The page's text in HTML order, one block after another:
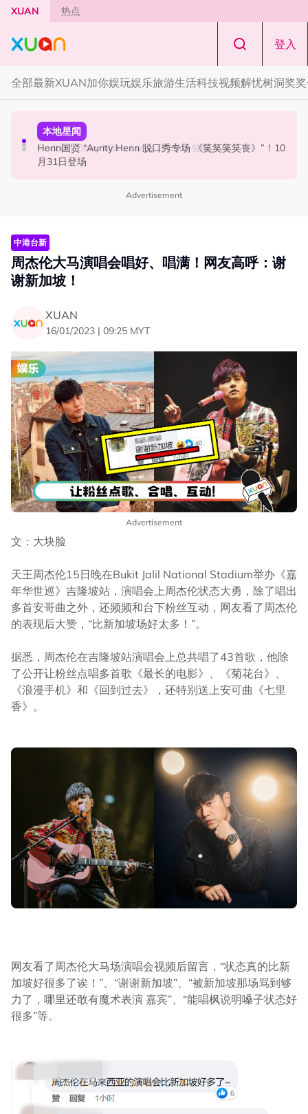
Skip to main content
XUAN 热点
登入
全部最新XUAN加你娱玩娱乐旅游生活科技视频解忧树洞奖
国际星闻
Tom Holland “Spiderman” 替身曝光！“替完蜘蛛人，马上
又去演忍者”
活动
Cadbury Dairy Milk x Lotus Biscoff 登陆大马！
本地星闻
Henn国贤 “Aunty Henn 脱口秀专场 《笑笑笑笑丧》”！10
月31日登场
Advertisement
中港台新
周杰伦大马演唱会唱好、唱满！网友高呼：谢
谢新加坡！
XUAN
16/01/2023 | 09:25 MYT
Advertisement
文：大块脸
天王周杰伦15日晚在Bukit Jalil National Stadium举办《嘉
年华世巡》吉隆坡站，演唱会上周杰伦状态大勇，除了唱出
多首安哥曲之外，还频频和台下粉丝互动，网友看了周杰伦
的表现后大赞，“比新加坡场好太多！”。
据悉，周杰伦在吉隆坡站演唱会上总共唱了43首歌，他除
了公开让粉丝点唱多首歌《最长的电影》、《菊花台》、
《浪漫手机》和《回到过去》，还特别送上安可曲《七里
香》。
网友看了周杰伦大马场演唱会视频后留言，“状态真的比新
加坡好很多了诶！”、“谢谢新加坡”、“被新加坡那场骂到够
力了，哪里还敢有魔术表演 嘉宾”、“能唱枫说明嗓子状态好
很多”等。